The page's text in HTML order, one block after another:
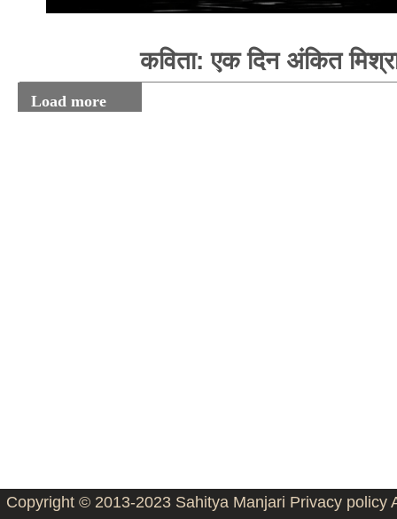
कविता: एक दिन अंकित
Load more
Copyright © 2013-2023 Sahitya Manjari Privacy policy